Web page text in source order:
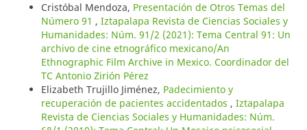
Cristóbal Mendoza, Presentación de Otros Temas del
Número 91 , Iztapalapa Revista de Ciencias Sociales y
Humanidades: Núm. 91/2 (2021): Tema Central 91: Un
archivo de cine etnográfico mexicano/An
Ethnographic Film Archive in Mexico. Coordinador del
TC Antonio Zirión Pérez
Elizabeth Trujillo Jiménez, Padecimiento y
recuperación de pacientes accidentados , Iztapalapa
Revista de Ciencias Sociales y Humanidades: Núm.